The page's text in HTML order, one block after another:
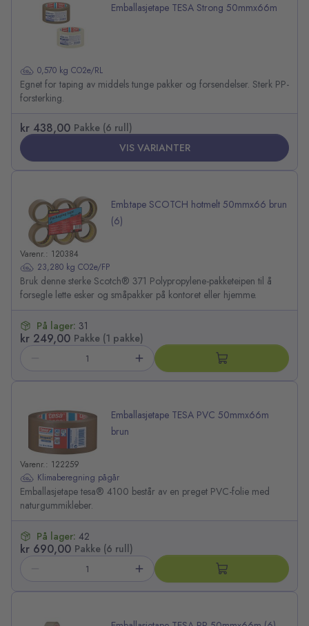
Emballasjetape TESA Strong 50mmx66m
0,570 kg CO2e/RL
Egnet for taping av middels tunge pakker og forsendelser. Sterk PP-
forsterking.
VIS VARIANTER
kr 438,00 Pakke (6 rull)
Emb.tape SCOTCH hotmelt 50mmx66 brun
(6)
Varenr.: 120384
23,280 kg CO2e/FP
Bruk denne sterke Scotch® 371 Polypropylene-pakketeipen til å
forsegle lette esker og småpakker på kontoret eller hjemme.
kr 249,00 Pakke (1 pakke)
På lager: 31
Emballasjetape TESA PVC 50mmx66m
brun
Varenr.: 122259
Klimaberegning pågår
Emballasjetape tesa® 4100 består av en preget PVC-folie med
naturgummikleber.
kr 690,00 Pakke (6 rull)
På lager: 42